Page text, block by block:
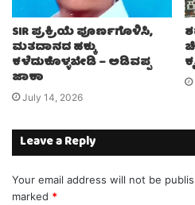
SIR ಪ್ರಕ್ರಿಯೆ ಪೂರ್ಣಗೊಳಿಸಿ,
ಮತದಾನದ ಹಕ್ಕು
ಕಳೆದುಕೊಳ್ಳಬೇಡಿ – ಅಡಿವಪ್ಪ
ಜಾಕಾ
July 14, 2026
Leave a Reply
Your email address will not be
marked *